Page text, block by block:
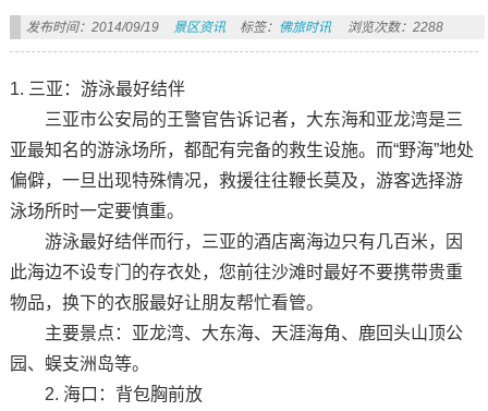
发布时间：2014/09/19 景区资讯 标签： 佛旅时讯 浏览次数：2288
1. 三亚：游泳最好结伴
三亚市公安局的王警官告诉记者，大东海和亚龙湾是三
亚最知名的游泳场所，都配有完备的救生设施。而“野海”地处
偏僻，一旦出现特殊情况，救援往往鞭长莫及，游客选择游
泳场所时一定要慎重。
游泳最好结伴而行，三亚的酒店离海边只有几百米，因
此海边不设专门的存衣处，您前往沙滩时最好不要携带贵重
物品，换下的衣服最好让朋友帮忙看管。
主要景点：亚龙湾、大东海、天涯海角、鹿回头山顶公
园、蜈支洲岛等。
2. 海口：背包胸前放